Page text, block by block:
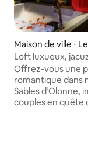
Maison de ville ⋅
d'Olonne
Loft luxueux,
climatisation
Offrez-vous une
romantique dans
Sables d’Olonne,
couples en quête